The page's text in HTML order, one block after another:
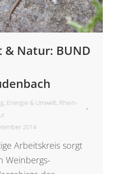
& Natur: BUND
, Energie & Umwelt, Rhein-
2014
Arbeitskreis sorgt
Weinbergs-